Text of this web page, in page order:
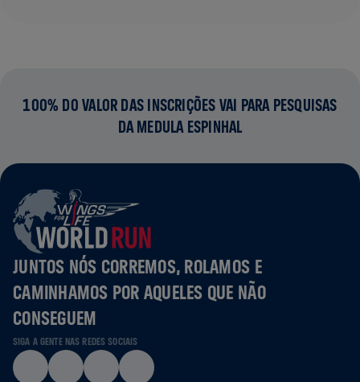
100% DO VALOR DAS INSCRIÇÕES VAI PARA PESQUISAS
DA MEDULA ESPINHAL
JUNTOS NÓS CORREMOS, ROLAMOS E
CAMINHAMOS POR AQUELES QUE NÃO
CONSEGUEM
SIGA A GENTE NAS REDES SOCIAIS